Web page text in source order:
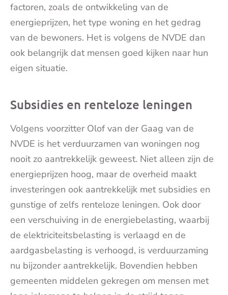
factoren, zoals de ontwikkeling van de
energieprijzen, het type woning en het gedrag
van de bewoners. Het is volgens de NVDE dan
ook belangrijk dat mensen goed kijken naar hun
eigen situatie.
Subsidies en renteloze leningen
Volgens voorzitter Olof van der Gaag van de
NVDE is het verduurzamen van woningen nog
nooit zo aantrekkelijk geweest. Niet alleen zijn de
energieprijzen hoog, maar de overheid maakt
investeringen ook aantrekkelijk met subsidies en
gunstige of zelfs renteloze leningen. Ook door
een verschuiving in de energiebelasting, waarbij
de elektriciteitsbelasting is verlaagd en de
aardgasbelasting is verhoogd, is verduurzaming
nu bijzonder aantrekkelijk. Bovendien hebben
gemeenten middelen gekregen om mensen met